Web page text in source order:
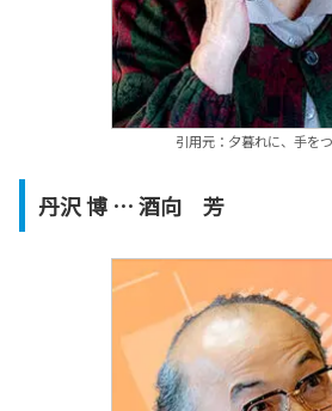
引用元：夕暮れに、手を
丹沢 博 … 酒向 芳